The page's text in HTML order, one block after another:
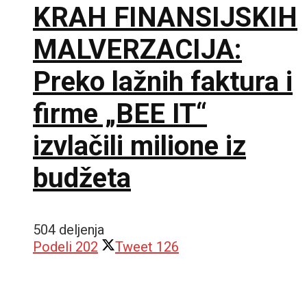
KRAH FINANSIJSKIH
MALVERZACIJA:
Preko lažnih faktura i
firme „BEE IT“
izvlačili milione iz
budžeta
504 deljenja
Podeli 202 Tweet 126